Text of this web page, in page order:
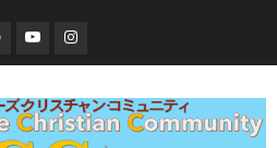
YouTubeInstagram